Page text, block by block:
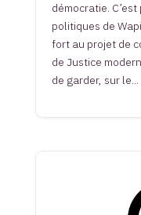
démocratie.
politiques de
fort au projet de
de Justice
de garder, sur le...